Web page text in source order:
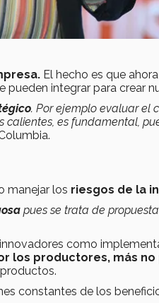
El hecho es que
pueden integrar para crear
. Por ejemplo evaluar el
calientes, es fundamental,
manejar los riesgos de la
pues se trata de
como
los productores, más
constantes de los